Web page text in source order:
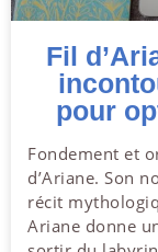
Fil
pour
Fondement et
d’Ariane. Son
récit
Ariane donne